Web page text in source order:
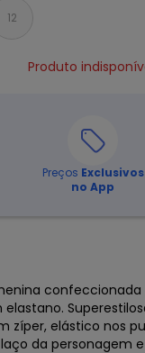
12
Produto
Preços Exclusivos
no App
zíper, elástico nos
da personagem